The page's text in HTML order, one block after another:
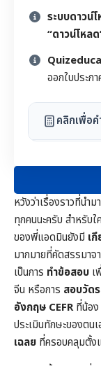
ระบบดาวน์
“ดาวน์โหล
ออกใบประก
คลิกเพื่อ
หวังว่าเรื่องราวที่นำ
ทุกคนนะครับ สำหรับ
ของพี่แอดมินยังมี เ
มากมายที่คัดสรรมาจ
เป็นการ ทำข้อสอบ เ
จีน หรือการ สอบวัด
อังกฤษ CEFRที่น้อง
ประเมินทักษะของตน
เฉลย ที่ครอบคลุมตั้ง